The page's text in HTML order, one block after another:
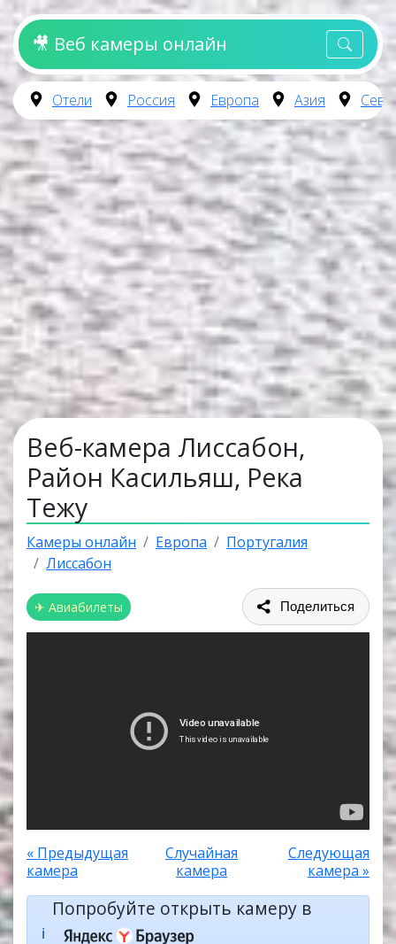
🎥 Веб камеры онлайн
Отели Россия Европа Азия
Веб-камера Лиссабон,
Район Касильяш, Река
Тежу
Камеры онлайн Европа
Португалия
Лиссабон
✈ Авиабилеты Поделиться
« Предыдущая
камера
Случайная
камера
Следующая
камера »
ℹ️
Попробуйте открыть камеру в